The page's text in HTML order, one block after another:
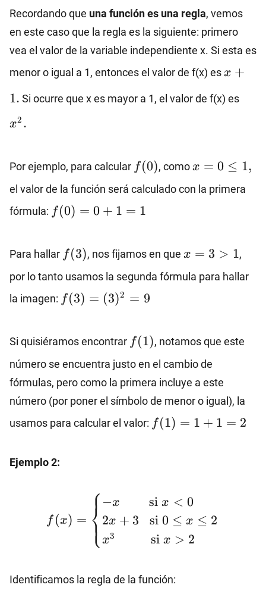
\text{si}\
x>1\end{cases}
Recordando que una función es una regla, vemos
en este caso que la regla es la siguiente: primero
vea el valor de la variable independiente x. Si esta es
menor o igual a 1, entonces el valor de f(x) es x+1.
x +
1. Si ocurre que x es mayor a 1, el valor de f(x) es
x2 .
Por ejemplo, para calcular f(0)
f(0), comox=0≤1,
x = 0 ≤ 1,
el valor de la función será calculado con la primera
fórmula: f(0)=0+1=1
f(0) = 0 + 1 = 1
Para hallar f(3)
f(3), nos fijamos en quex=3>1
x = 3 > 1,
por lo tanto usamos la segunda fórmula para hallar
la imagen: f(3)=
(3)^2=9
f(3) = (3)2 = 9
Si quisiéramos encontrar f(1)
f(1), notamos que este
número se encuentra justo en el cambio de
fórmulas, pero como la primera incluye a este
número (por poner el símbolo de menor o igual), la
usamos para calcular el valor: f(1)=1+1=2
f(1) = 1 + 1 = 2
Ejemplo 2:
f(x)=\begin{cases}
-x \hspace{8mm}
\text{si} \ x<0
\\2x+3
\text{si} \ 0 ≤ x ≤
2 \\x^{3}
f (x) = ⎩
⎨⎧ −x si x < 0
2x + 3 si 0 ≤ x ≤ 2
x3 si x > 2
Identificamos la regla de la función: